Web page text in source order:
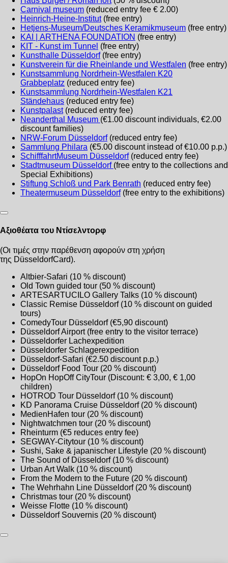
Carnival museum (reduced entry fee € 2.00)
Heinrich-Heine-Institut (free entry)
Hetjens-Museum/Deutsches Keramikmuseum (free entry)
KAI | ARTHENA FOUNDATION (free entry)
KIT - Kunst im Tunnel (free entry)
Kunsthalle Düsseldorf (free entry)
Kunstverein für die Rheinlande und Westfalen (free entry)
Kunstsammlung Nordrhein-Westfalen K20
Grabbeplatz (reduced entry fee)
Kunstsammlung Nordrhein-Westfalen K21
Ständehaus (reduced entry fee)
Kunstpalast (reduced entry fee)
Neanderthal Museum (€1.00 discount individuals, €2.00
discount families)
NRW-Forum Düsseldorf (reduced entry fee)
Sammlung Philara (€5.00 discount instead of €10.00 p.p.)
SchifffahrtMuseum Düsseldorf (reduced entry fee)
Stadtmuseum Düsseldorf (free entry to the collections and
Special Exhibitions)
Stiftung Schloß und Park Benrath (reduced entry fee)
Theatermuseum Düsseldorf (free entry to the exhibitions)
Αξιοθέατα του Ντίσελντορφ
(Οι τιμές στην παρέθενση αφορούν στη χρήση
της DüsseldorfCard).
Altbier-Safari (10 % discount)
Old Town guided tour (50 % discount)
ARTESARTUCILO Gallery Talks (10 % discount)
Classic Remise Düsseldorf (10 % discount on guided
tours)
ComedyTour Düsseldorf (€5,90 discount)
Düsseldorf Airport (free entry to the visitor terrace)
Düsseldorfer Lachexpedition
Düsseldorfer Schlagerexpedition
Düsseldorf-Safari (€2.50 discount p.p.)
Düsseldorf Food Tour (20 % discount)
HopOn HopOff CityTour (Discount: € 3,00, € 1,00
children)
HOTROD Tour Düsseldorf (10 % discount)
KD Panorama Cruise Düsseldorf (20 % discount)
MedienHafen tour (20 % discount)
Nightwatchmen tour (20 % discount)
Rheinturm (€5 reduces entry fee)
SEGWAY-Citytour (10 % discount)
Sushi, Sake & japanischer Lifestyle (20 % discount)
The Sound of Düsseldorf (10 % discount)
Urban Art Walk (10 % discount)
From the Modern to the Future (20 % discount)
The Wehrhahn Line Düsseldorf (20 % discount)
Christmas tour (20 % discount)
Weisse Flotte (10 % discount)
Düsseldorf Souvernis (20 % discount)